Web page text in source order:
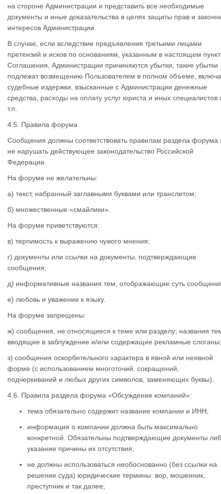
на стороне Администрации и представить все необходимые
документы и иные доказательства в целях защиты прав и
интересов Администрации.
В случае, если вследствие предъявления третьими лицами
претензий и исков по основаниям, указанным в настоящем
Соглашения, Администрации причиняются убытки, такие убытки
подлежат возмещению Пользователем в полном объеме,
судебные издержки, взысканные с Администрации денежные
средства, расходы на оплату услуг юриста и иных специалистов
т.п.
4.5. Правила форума
Сообщения должны соответствовать правилам раздела форума
не нарушать действующее законодательство Российской
Федерации.
На форуме не желательны:
а) текст, набранный заглавными буквами или транслитом;
б) множественные «смайлики».
На форуме приветствуются:
в) терпимость к выражению чужого мнения;
г) документы или ссылки на документы, подтверждающие
сообщения;
д) информативные названия тем, отображающие суть
е) любовь и уважение к языку.
На форуме запрещены:
ж) сообщения, не относящиеся к теме или разделу; названия
вводящие в заблуждение и/или содержащие рекламные слоганы;
з) сообщения оскорбительного характера в явной или неявной
форме (с использованием многоточий, сокращений,
подчеркиваний и любых других символов, заменяющих буквы).
4.6. Правила раздела форума «Обсуждение компаний»:
тема обязательно содержит название компании и ИНН;
информация о компании должна быть максимально
конкретной. Обязательны подтверждающие документы
указание причины их отсутствия;
не должны использоваться необоснованно (без ссылки на
решение суда) юридические термины: вор, мошенник,
преступник и так далее;